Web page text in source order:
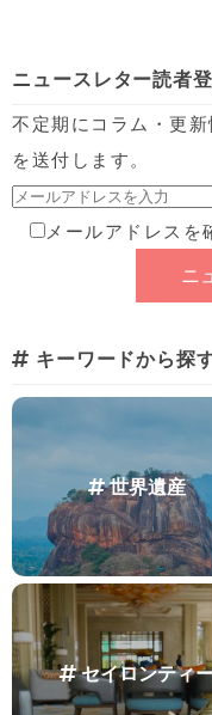
ニュースレター読者
不定期にコラム・更
を送付します。
メールアドレスを
キーワードから探
世界遺産
セイロンティ